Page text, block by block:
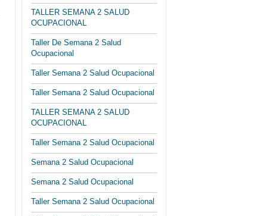
TALLER SEMANA 2 SALUD
OCUPACIONAL
Taller De Semana 2 Salud
Ocupacional
Taller Semana 2 Salud Ocupacional
Taller Semana 2 Salud Ocupacional
TALLER SEMANA 2 SALUD
OCUPACIONAL
Taller Semana 2 Salud Ocupacional
Semana 2 Salud Ocupacional
Semana 2 Salud Ocupacional
Taller Semana 2 Salud Ocupacional